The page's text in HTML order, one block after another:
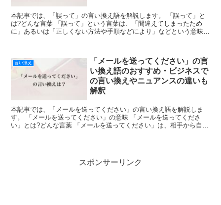
本記事では、「誤って」の言い換え語を解説します。 「誤って」と
は?どんな言葉 「誤って」という言葉は、「間違えてしまったため
に」あるいは「正しくない方法や手順などにより」などという意味合
言い換え
「メールを送ってください」の言
い換え語のおすすめ・ビジネスで
の言い換えやニュアンスの違いも
解釈
本記事では、「メールを送ってください」の言い換え語を解説しま
す。 「メールを送ってください」の意味 「メールを送ってくださ
い」とは?どんな言葉 「メールを送ってください」は、相手から自分
スポンサーリンク